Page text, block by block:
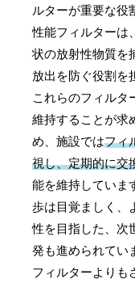
ルターが重要な役
性能フィルターは
状の放射性物質を
放出を防ぐ役割を
これらのフィルタ
維持することが求
め、施設ではフィ
視し、定期的に交
能を維持していま
歩は目覚ましく、
性を目指した、次
発も進められてい
フィルターよりも